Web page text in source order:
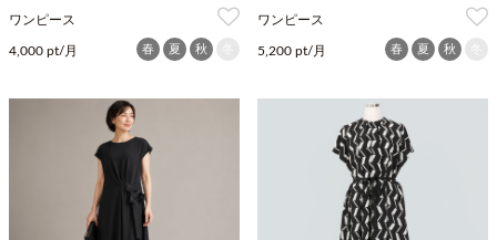
ワンピース
4,000 pt/月 春 夏 秋
ワンピース
5,200 pt/月 春 夏 秋